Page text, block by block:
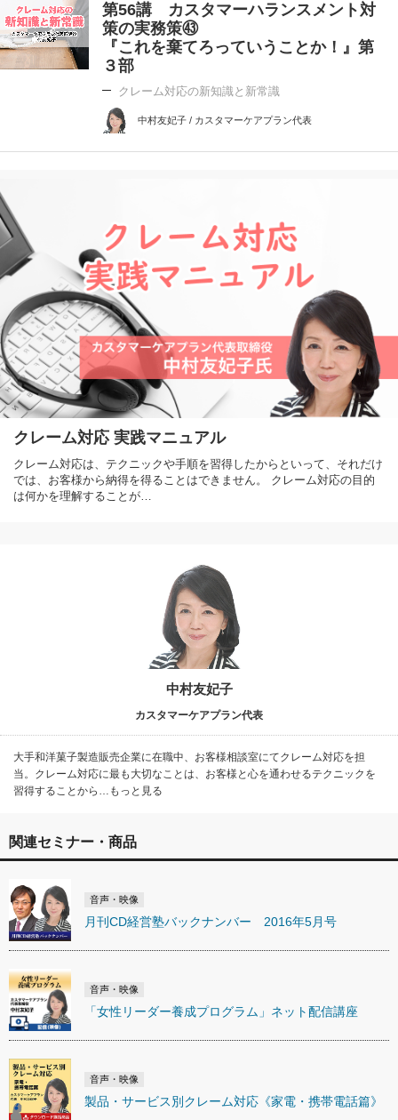
第56講 カスタマーハランスメント対
策の実務策㊸
『これを棄てろっていうことか！』第
３部
クレーム対応の新知識と新常識
中村友妃子 / カスタマーケアプラン代表
クレーム対応 実践マニュアル
クレーム対応は、テクニックや手順を習得したからといって、それだけ
では、お客様から納得を得ることはできません。 クレーム対応の目的
は何かを理解することが…
中村友妃子
カスタマーケアプラン代表
大手和洋菓子製造販売企業に在職中、お客様相談室にてクレーム対応を担
当。クレーム対応に最も大切なことは、お客様と心を通わせるテクニックを
習得することから…もっと見る
関連セミナー・商品
音声・映像
月刊CD経営塾バックナンバー 2016年5月号
音声・映像
「女性リーダー養成プログラム」ネット配信講座
音声・映像
製品・サービス別クレーム対応《家電・携帯電話篇》